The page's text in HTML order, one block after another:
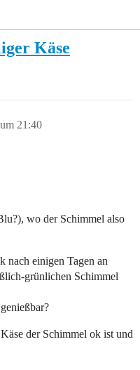
Käse
21:40
wo der Schimmel also
nach einigen Tagen an
grünlichen Schimmel
der Schimmel ok ist und